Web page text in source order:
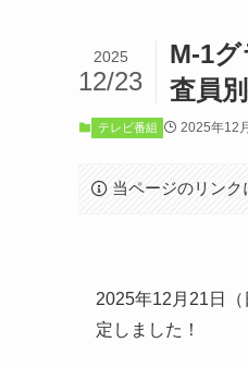
M-1
査員
2025
12/23
テレビ番組 2025年12
当ページのリンク
2025年12月21日
定しました！